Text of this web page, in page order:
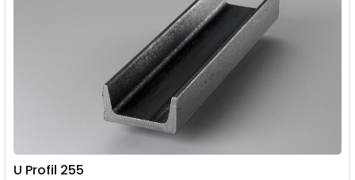
U Profil 255